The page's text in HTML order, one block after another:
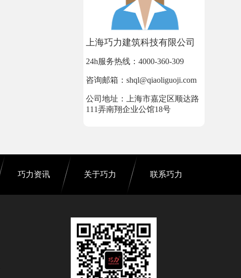
上海巧力建筑科技有限公司
24h服务热线：4000-360-309
咨询邮箱：shql@qiaoliguoji.com
公司地址：上海市嘉定区顺达路
111弄南翔企业公馆18号
巧力资讯 关于巧力 联系巧力